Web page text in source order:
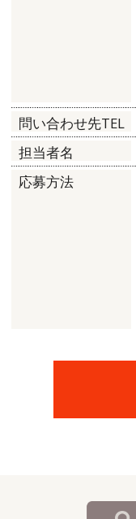
問い合わせ先TEL
担当者名
応募方法